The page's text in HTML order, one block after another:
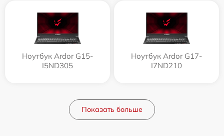
Ноутбук Ardor G15-
I5ND305
Ноутбук Ardor G17-
I7ND210
Показать больше